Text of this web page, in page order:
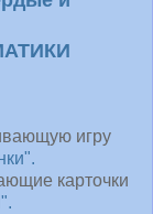
игру
карточки